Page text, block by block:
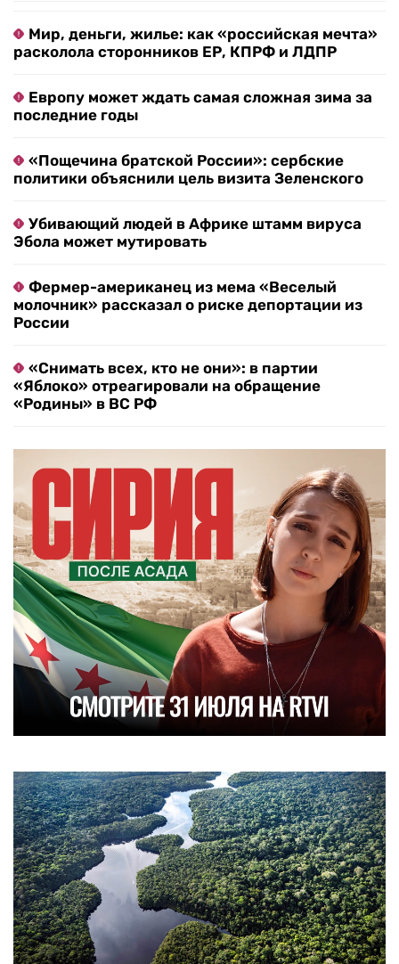
Мир, деньги, жилье: как «российская мечта»
расколола сторонников ЕР, КПРФ и ЛДПР
Европу может ждать самая сложная зима за
последние годы
«Пощечина братской России»: сербские
политики объяснили цель визита Зеленского
Убивающий людей в Африке штамм вируса
Эбола может мутировать
Фермер-американец из мема «Веселый
молочник» рассказал о риске депортации из
России
«Снимать всех, кто не они»: в партии
«Яблоко» отреагировали на обращение
«Родины» в ВС РФ